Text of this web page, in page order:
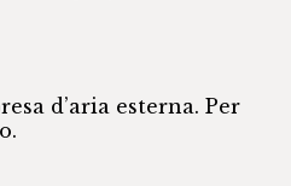
d’aria esterna. Per